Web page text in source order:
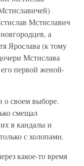
Мстиславич
а
Ярослава (к тому
Мстислава
его первой женой-
о своем выборе.
смещал
в кандалы и
с холопами.
какое-то время